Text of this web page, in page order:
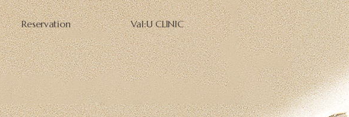
Reservation Val:U CLINIC